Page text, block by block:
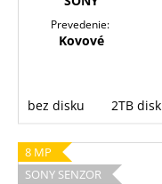
Prevedenie:
Kovové
bez disku 2TB disk
8 MP
SONY SENZOR